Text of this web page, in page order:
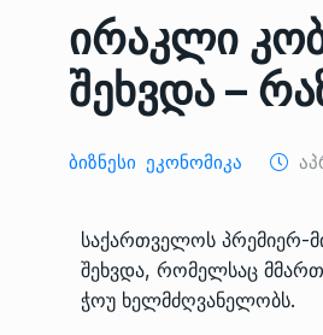
ირაკლი
შეხვდა –
Ბიზნესი Ეკონომიკა
საქართველოს პრემიერ-
შეხვდა, რომელსაც
ჭოუ ხელმძღვანელობს.
8
9